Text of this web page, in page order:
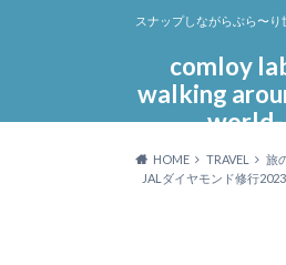
comloy
walking
world-
スナップしながらぶら〜り
HOME TRAVEL 旅
JALダイヤモンド修行